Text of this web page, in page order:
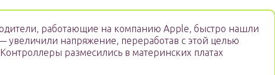
работающие на компанию Apple, быстро нашли
увеличили напряжение, переработав с этой целью
размесились в материнских платах